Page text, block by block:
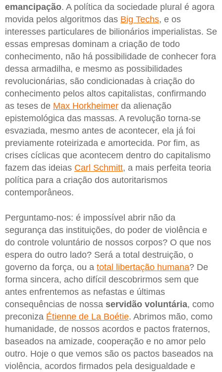
emancipação. A política da sociedade plural é agora
movida pelos algoritmos das Big Techs, e os
interesses particulares de bilionários imperialistas. Se
essas empresas dominam a criação de todo
conhecimento, não há possibilidade de conhecer fora
dessa armadilha, e mesmo as possibilidades
revolucionárias, são condicionadas à criação do
conhecimento pelos altos capitalistas, confirmando
as teses de Max Horkheimer da alienação
epistemológica das massas. A revolução torna-se
esvaziada, mesmo antes de acontecer, ela já foi
previamente roteirizada e amortecida. Por fim, as
crises cíclicas que acontecem dentro do capitalismo
fazem das ideias Carl Schmitt, a mais perfeita teoria
política para a criação dos autoritarismos
contemporâneos.
Perguntamo-nos: é impossível abrir não da
segurança das instituições, do poder de violência e
do controle voluntário de nossos corpos? O que nos
espera do outro lado? Será a total destruição, o
governo da força, ou a total libertação humana? De
forma sincera, acho difícil descobrirmos sem que
antes enfrentemos as nefastas e últimas
consequências de nossa servidão voluntária, como
preconiza Étienne de La Boétie. Abrimos mão, como
humanidade, de nossos acordos e pactos fraternos,
baseados na amizade, cooperação e no amor pelo
outro. Hoje o que vemos são os pactos baseados na
violência, acordos firmados pela desigualdade e